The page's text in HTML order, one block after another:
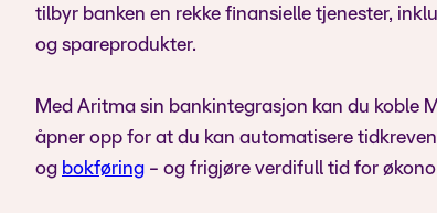
tilbyr banken en rekke finansielle tjenester,
og spareprodukter.
Med Aritma sin bankintegrasjon kan du koble
åpner opp for at du kan automatisere
og bokføring - og frigjøre verdifull tid for